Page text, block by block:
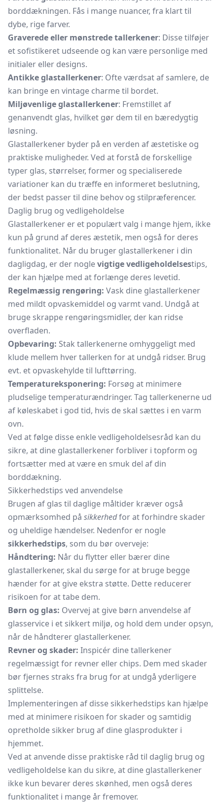
borddækningen. Fås i mange nuancer, fra klart til
dybe, rige farver.
Graverede eller mønstrede tallerkener: Disse tilføjer
et sofistikeret udseende og kan være personlige med
initialer eller designs.
Antikke glastallerkener: Ofte værdsat af samlere, de
kan bringe en vintage charme til bordet.
Miljøvenlige glastallerkener: Fremstillet af
genanvendt glas, hvilket gør dem til en bæredygtig
løsning.
Glastallerkener byder på en verden af æstetiske og
praktiske muligheder. Ved at forstå de forskellige
typer glas, størrelser, former og specialiserede
variationer kan du træffe en informeret beslutning,
der bedst passer til dine behov og stilpræferencer.
Daglig brug og vedligeholdelse
Glastallerkener er et populært valg i mange hjem, ikke
kun på grund af deres æstetik, men også for deres
funktionalitet. Når du bruger glastallerkener i din
dagligdag, er der noglevigtige vedligeholdelsestips,
der kan hjælpe med at forlænge deres levetid.
Regelmæssig rengøring: Vask dine glastallerkener
med mildt opvaskemiddel og varmt vand. Undgå at
bruge skrappe rengøringsmidler, der kan ridse
overfladen.
Opbevaring: Stak tallerkenerne omhyggeligt med
klude mellem hver tallerken for at undgå ridser. Brug
evt. et opvaskehylde til lufttørring.
Temperatureksponering: Forsøg at minimere
pludselige temperaturændringer. Tag tallerkenerne ud
af køleskabet i god tid, hvis de skal sættes i en varm
ovn.
Ved at følge disse enkle vedligeholdelsesråd kan du
sikre, at dine glastallerkener forbliver i topform og
fortsætter med at være en smuk del af din
borddækning.
Sikkerhedstips ved anvendelse
Brugen af glas til daglige måltider kræver også
opmærksomhed på sikkerhedfor at forhindre skader
og uheldige hændelser. Nedenfor er nogle
sikkerhedstips, som du bør overveje:
Håndtering: Når du flytter eller bærer dine
glastallerkener, skal du sørge for at bruge begge
hænder for at give ekstra støtte. Dette reducerer
risikoen for at tabe dem.
Børn og glas: Overvej at give børn anvendelse af
glasservice i et sikkert miljø, og hold dem under opsyn,
når de håndterer glastallerkener.
Revner og skader: Inspicér dine tallerkener
regelmæssigt for revner eller chips. Dem med skader
bør fjernes straks fra brug for at undgå yderligere
splittelse.
Implementeringen af disse sikkerhedstips kan hjælpe
med at minimere risikoen for skader og samtidig
opretholde sikker brug af dine glasprodukter i
hjemmet.
Ved at anvende disse praktiske råd til daglig brug og
vedligeholdelse kan du sikre, at dine glastallerkener
ikke kun bevarer deres skønhed, men også deres
funktionalitet i mange år fremover.